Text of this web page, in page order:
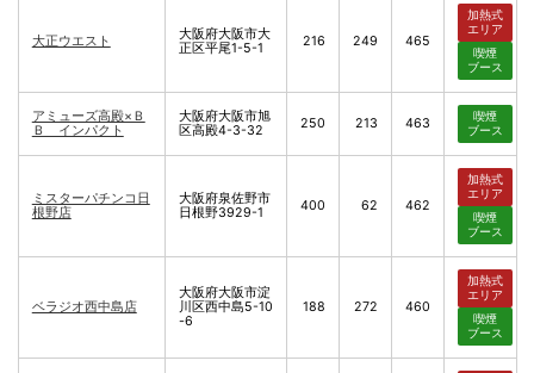
大正ウエスト
大阪府大阪市大
正区平尾1-5-1
216 249 465
加熱式
エリア
喫煙
ブース
アミューズ高殿×Ｂ
Ｂ インパクト
大阪府大阪市旭
区高殿4-3-32
250 213 463
喫煙
ブース
ミスターパチンコ日
根野店
大阪府泉佐野市
日根野3929-1
400 62 462
加熱式
エリア
喫煙
ブース
ベラジオ西中島店
大阪府大阪市淀
川区西中島5-10
-6
188 272 460
加熱式
エリア
喫煙
ブース